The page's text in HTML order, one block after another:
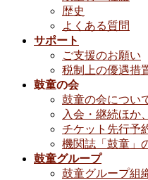
歴史
よくある質問
サポート
ご支援のお願い
税制上の優遇措
鼓童の会
鼓童の会につい
入会・継続ほか
チケット先行予
機関誌「鼓童」
鼓童グループ
鼓童グループ組